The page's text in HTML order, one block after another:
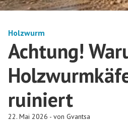
Holzwurm
Achtung!
ruiniert
22. Mai 2026 - von Gvantsa